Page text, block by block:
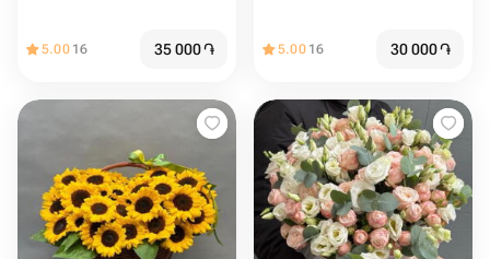
5.00 16 35 000֏ 5.00 16 30 000֏